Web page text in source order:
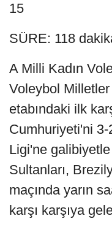
15
SÜRE: 118
A Milli Kadın
Voleybol
etabındaki ilk
Cumhuriyeti'ni
Ligi'ne
Sultanları,
maçında yarın
karşı karşıya